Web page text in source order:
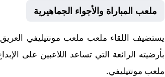
ملعب المباراة والأجواء الجماهيرية
يستضيف اللقاء ملعب ملعب مونتيليفي
بأرضيته الرائعة التي تساعد اللاعبين على
ملعب مونتيليفي.